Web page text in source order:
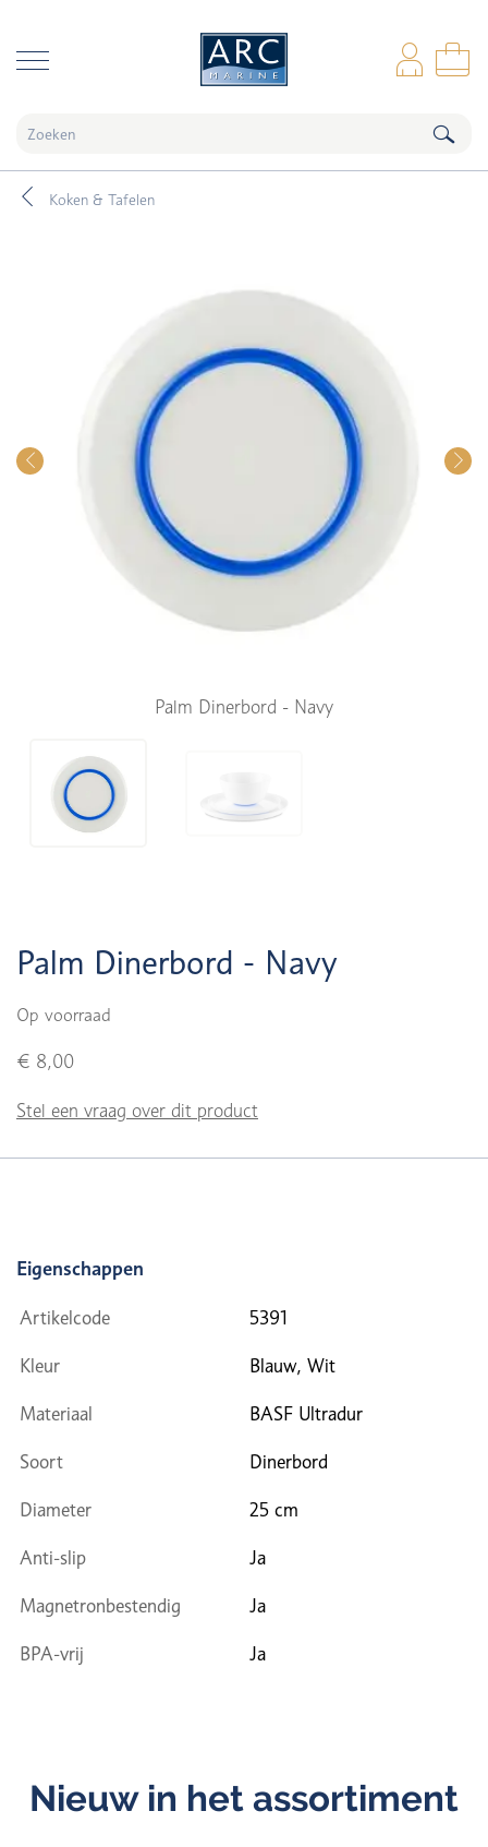
Koken & Tafelen
Palm Dinerbord - Navy
Palm Dinerbord - Navy
Op voorraad
€ 8,00
Stel een vraag over dit product
Eigenschappen
Artikelcode 5391
Kleur Blauw, Wit
Materiaal BASF Ultradur
Soort Dinerbord
Diameter 25 cm
Anti-slip Ja
Magnetronbestendig Ja
BPA-vrij Ja
Nieuw in het assortiment